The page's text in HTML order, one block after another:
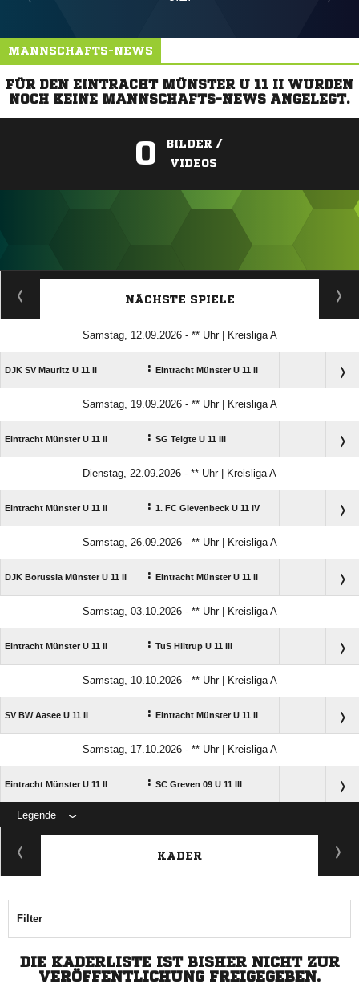
MANNSCHAFTS-NEWS
FÜR DEN EINTRACHT MÜNSTER U 11 II WURDEN
NOCH KEINE MANNSCHAFTS-NEWS ANGELEGT.
0
BILDER /
VIDEOS
ANZEIGE
NÄCHSTE SPIELE
Samstag, 12.09.2026 - ** Uhr | Kreisliga A
DJK SV Mauritz U 11 II : Eintracht Münster U 11 II
Samstag, 19.09.2026 - ** Uhr | Kreisliga A
Eintracht Münster U 11 II : SG Telgte U 11 III
Dienstag, 22.09.2026 - ** Uhr | Kreisliga A
Eintracht Münster U 11 II : 1. FC Gievenbeck U 11 IV
Samstag, 26.09.2026 - ** Uhr | Kreisliga A
DJK Borussia Münster U 11 II : Eintracht Münster U 11 II
Samstag, 03.10.2026 - ** Uhr | Kreisliga A
Eintracht Münster U 11 II : TuS Hiltrup U 11 III
Samstag, 10.10.2026 - ** Uhr | Kreisliga A
SV BW Aasee U 11 II : Eintracht Münster U 11 II
Samstag, 17.10.2026 - ** Uhr | Kreisliga A
Eintracht Münster U 11 II : SC Greven 09 U 11 III
Legende
ANZEIGE
KADER
Filter
DIE KADERLISTE IST BISHER NICHT ZUR
VERÖFFENTLICHUNG FREIGEGEBEN.